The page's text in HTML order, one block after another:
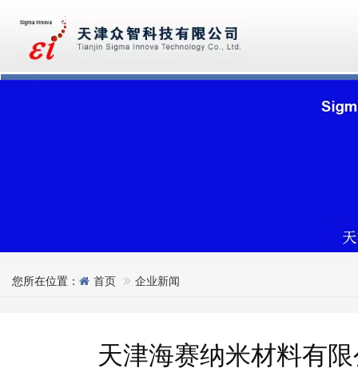
您所在位置： 首页 企业新闻
天津海赛纳米材料有